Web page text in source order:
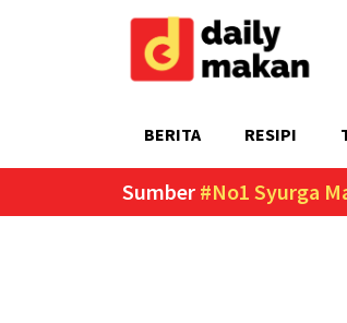
BERITA RESIPI
Sumber #No1 Syurga